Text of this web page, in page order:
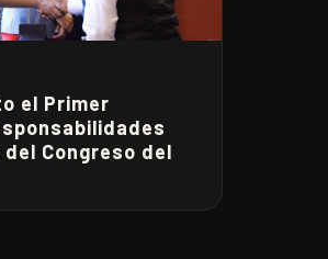
el Primer
Congreso del